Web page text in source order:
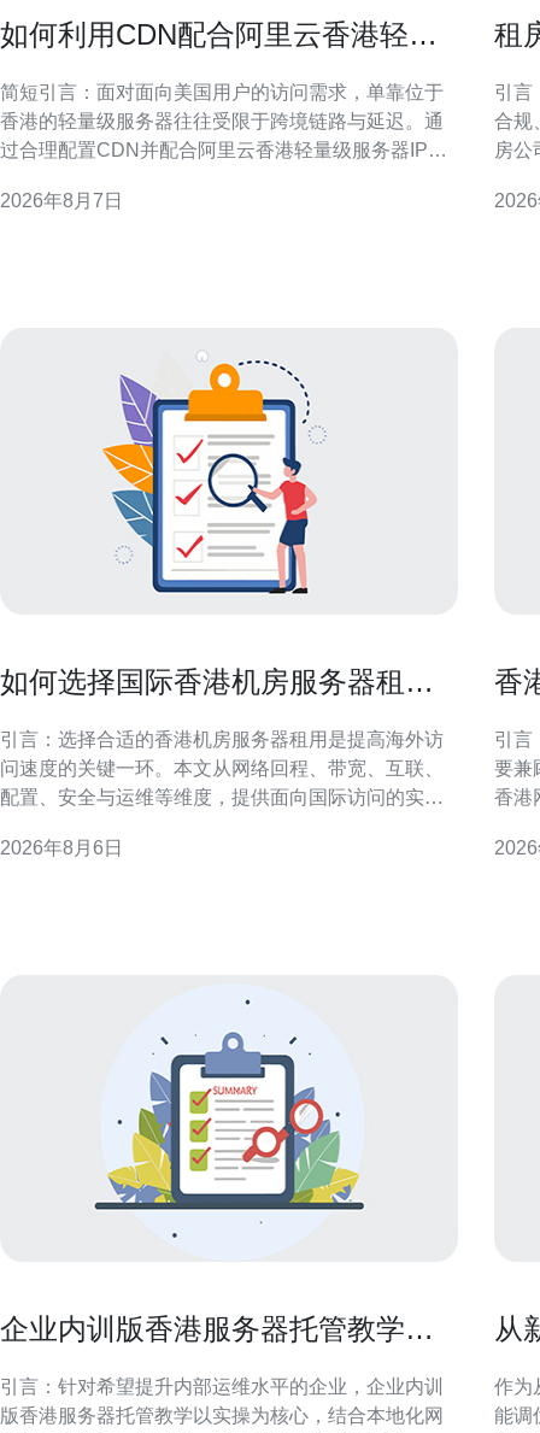
如何利用CDN配合阿里云香港轻量
简短引言：面对面向美国用户的访问需求，单靠位于
香港的轻量级服务器往往受限于跨境链路与延迟。通
过合理配置CDN并配合阿里云香港轻量级服务器IP，
与GEO优化。 选择合适的CDN与节点覆盖 选择有完
2026年8月7日
租
引言
合规
房公
影响
如何选择国际香港机房服务器租用
引言：选择合适的香港机房服务器租用是提高海外访
问速度的关键一环。本文从网络回程、带宽、互联、
配置、安全与运维等维度，提供面向国际访问的实用
的前提下，优化用户体验与稳定性。 评估海外访问需
2026年8月6日
香
引言
要兼
香港
低延
企业内训版香港服务器托管教学提
引言：针对希望提升内部运维水平的企业，企业内训
版香港服务器托管教学以实操为核心，结合本地化网
从
作为
能调